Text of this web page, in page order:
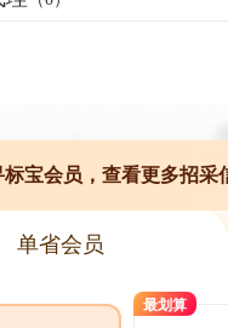
标宝会员，查看更多招采
单省会员
最划算